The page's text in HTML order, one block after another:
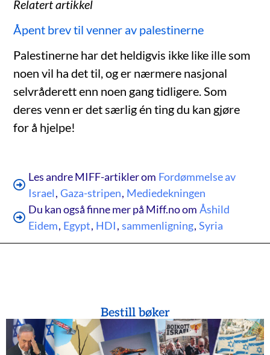
Relatert artikkel
Åpent brev til venner av palestinerne
Palestinerne har det heldigvis ikke like ille som
noen vil ha det til, og er nærmere nasjonal
selvråderett enn noen gang tidligere. Som
deres venn er det særlig én ting du kan gjøre
for å hjelpe!
Les andre MIFF-artikler om Fordømmelse av
Israel, Gaza-stripen, Mediedekningen
Du kan også finne mer på Miff.no om Åshild
Eidem, Egypt, HDI, sammenligning, Syria
Bestill bøker